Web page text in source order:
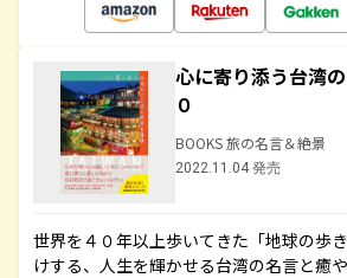
心に寄り添う台湾
０
BOOKS 旅の名言＆絶景
2022.11.04 発売
世界を４０年以上歩いてきた「地球の歩
けする、人生を輝かせる台湾の名言と癒